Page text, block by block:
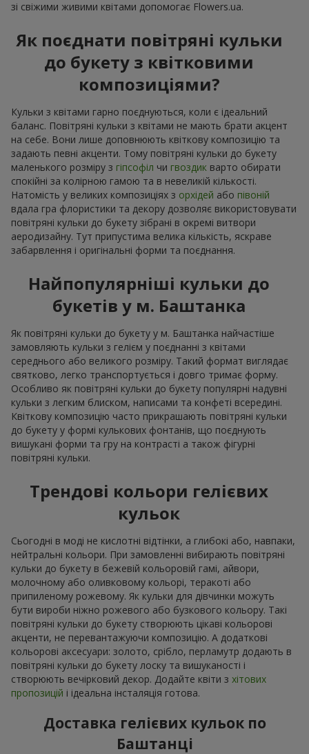
зі свіжими живими квітами допомогає Flowers.ua.
Як поєднати повітряні кульки
до букету з квітковими
композиціями?
Кульки з квітами гарно поєднуються, коли є ідеальний
баланс. Повітряні кульки з квітами не мають брати акцент
на себе. Вони лише доповнюють квіткову композицію та
задають певні акценти. Тому повітряні кульки до букету
маленького розміру з гіпсофіл чи гвоздик варто обирати
спокійні за колірною гамою та в невеликій кількості.
Натомість у великих композиціях з орхідей або півоній
вдала гра флористики та декору дозволяє використовувати
повітряні кульки до букету зібрані в окремі витвори
аеродизайну. Тут припустима велика кількість, яскраве
забарвлення і оригінальні форми та поєднання.
Найпопулярніші кульки до
букетів у м. Баштанка
Як повітряні кульки до букету у м. Баштанка найчастіше
замовляють кульки з гелієм у поєднанні з квітами
середнього або великого розміру. Такий формат виглядає
святково, легко транспортується і довго тримає форму.
Особливо як повітряні кульки до букету популярні надувні
кульки з легким блиском, написами та конфеті всередині.
Квіткову композицію часто прикрашають повітряні кульки
до букету у формі кулькових фонтанів, що поєднують
вишукані форми та гру на контрасті а також фігурні
повітряні кульки.
Трендові кольори гелієвих
кульок
Сьогодні в моді не кислотні відтінки, а глибокі або, навпаки,
нейтральні кольори. При замовленні вибирають повітряні
кульки до букету в бежевій кольоровій гамі, айвори,
молочному або оливковому кольорі, теракоті або
припиленому рожевому. Як кульки для дівчинки можуть
бути вироби ніжно рожевого або бузкового кольору. Такі
повітряні кульки до букету створюють цікаві кольорові
акценти, не перевантажуючи композицію. А додаткові
кольорові аксесуари: золото, срібло, перламутр додають в
повітряні кульки до букету лоску та вишуканості і
створюють вечірковий декор. Додайте квіти з хітових
пропозицій і ідеальна інсталяція готова.
Доставка гелієвих кульок по
Баштанці